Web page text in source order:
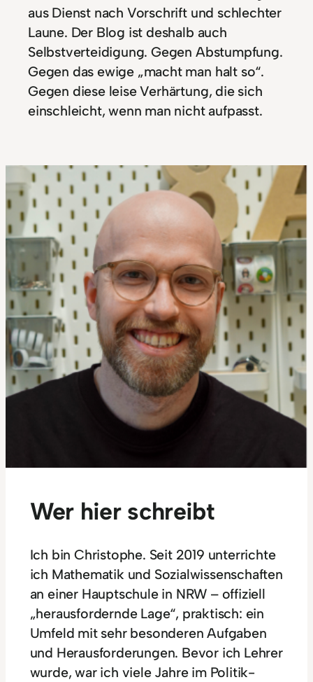
aus Dienst nach Vorschrift und schlechter
Laune. Der Blog ist deshalb auch
Selbstverteidigung. Gegen Abstumpfung.
Gegen das ewige „macht man halt so“.
Gegen diese leise Verhärtung, die sich
einschleicht, wenn man nicht aufpasst.
Wer hier schreibt
Ich bin Christophe. Seit 2019 unterrichte
ich Mathematik und Sozialwissenschaften
an einer Hauptschule in NRW – offiziell
„herausfordernde Lage“, praktisch: ein
Umfeld mit sehr besonderen Aufgaben
und Herausforderungen. Bevor ich Lehrer
wurde, war ich viele Jahre im Politik-